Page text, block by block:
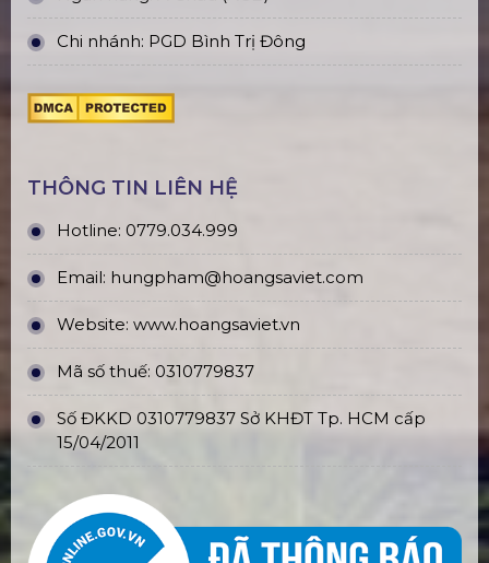
Chi nhánh: PGD Bình Trị Đông
THÔNG TIN LIÊN HỆ
Hotline: 0779.034.999
Email: hungpham@hoangsaviet.com
Website: www.hoangsaviet.vn
Mã số thuế: 0310779837
Số ĐKKD 0310779837 Sở KHĐT Tp. HCM cấp
15/04/2011